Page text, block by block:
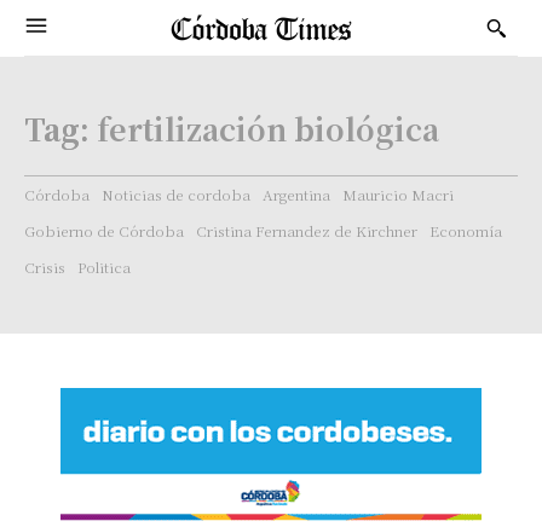
Tag: fertilización biológica
Córdoba Noticias de cordoba Argentina
Mauricio Macri
Gobierno de Córdoba
Cristina Fernandez de Kirchner
Economía
Crisis
Politica